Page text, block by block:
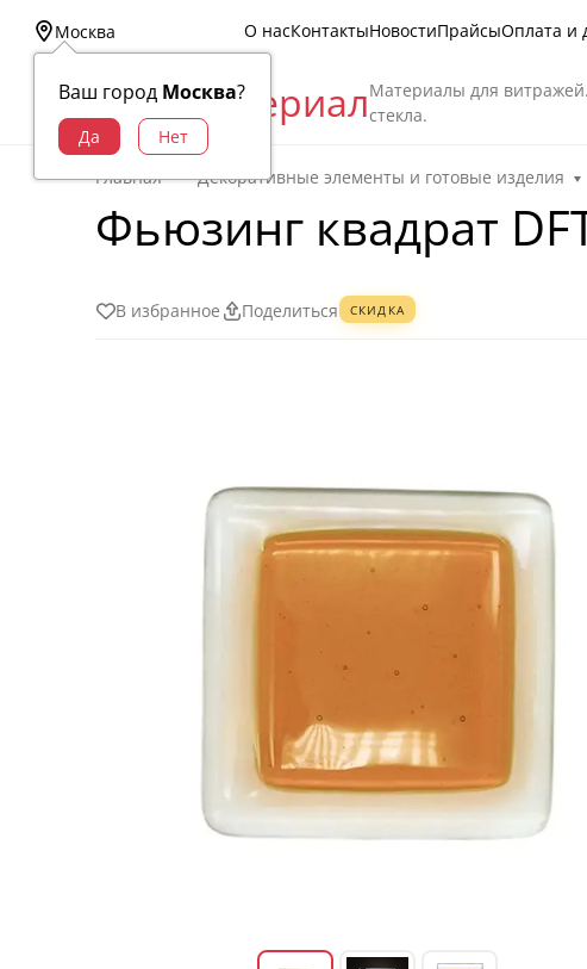
Москва
Ваш город Москва?
О насКонтактыНовостиПрайсыОплата и
Витраж МатериалМатериалы для
стекла.
Главная Декоративные элементы и готовые изделия
Фьюзинг квадрат
В избранное Поделиться СКИДКА